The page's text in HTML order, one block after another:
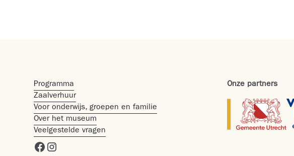
Programma
Zaalverhuur
Voor onderwijs, groepen en familie
Over het museum
Veelgestelde vragen
Onze partners